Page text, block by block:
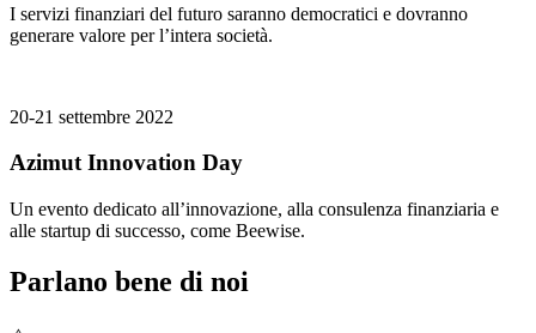
I servizi finanziari del futuro saranno democratici e dovranno
generare valore per l’intera società.
20-21 settembre 2022
Azimut Innovation Day
Un evento dedicato all’innovazione, alla consulenza finanziaria e
alle startup di successo, come Beewise.
Parlano bene di noi